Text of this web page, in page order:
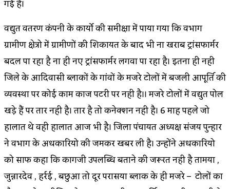
गई है।
विद्युत वितरण कंपनी के कार्यो की समीक्षा में पाया गया कि विभाग
ग्रामीण क्षेत्रो में ग्रामीणों की शिकायत के बाद भी ना खराब ट्रांसफार्मर
बदल पा रहा है ना ही नए ट्रांसफार्मर लगवा पा रहा है। इतना ही नही
जिले के आदिवासी ब्लाकों के गांवों के मजरे टोलों में बिजली आपूर्ति की
व्यवस्था पर कोई काम काज पटरी पर नही है।। मजरे टोलों में विद्युत पोल
खड़े हैं पर तार नही है। तार है तो कनेक्शन नही है। 6 माह पहले जो
हालात थे वही हालात आज भी है। जिला पंचायत अध्यक्ष संजय पुन्हार
ने विभाग के अधिकारियो की जमकर खबर ली है। उन्होंने अधिकारियो
को साफ कहा कि कागजी उपलब्धि बताने की जरूरत नही है तामिया ,
जुन्नारदेव , हर्रई , बिछुआ तो दूर परासिया ब्लाक के ही मजरे – टोलों का